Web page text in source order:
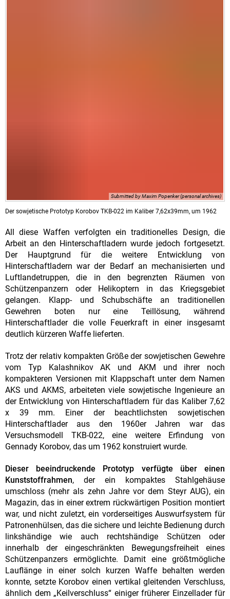
Submitted by Maxim Popenker (personal archives)
Der sowjetische Prototyp Korobov TKB-022 im Kaliber 7,62x39mm, um 1962
All diese Waffen verfolgten ein traditionelles Design, die
Arbeit an den Hinterschaftladern wurde jedoch fortgesetzt.
Der Hauptgrund für die weitere Entwicklung von
Hinterschaftladern war der Bedarf an mechanisierten und
Luftlandetruppen, die in den begrenzten Räumen von
Schützenpanzern oder Helikoptern in das Kriegsgebiet
gelangen. Klapp- und Schubschäfte an traditionellen
Gewehren boten nur eine Teillösung, während
Hinterschaftlader die volle Feuerkraft in einer insgesamt
deutlich kürzeren Waffe lieferten.
Trotz der relativ kompakten Größe der sowjetischen Gewehre
vom Typ Kalashnikov AK und AKM und ihrer noch
kompakteren Versionen mit Klappschaft unter dem Namen
AKS und AKMS, arbeiteten viele sowjetische Ingenieure an
der Entwicklung von Hinterschaftladern für das Kaliber 7,62
x 39 mm. Einer der beachtlichsten sowjetischen
Hinterschaftlader aus den 1960er Jahren war das
Versuchsmodell TKB-022, eine weitere Erfindung von
Gennady Korobov, das um 1962 konstruiert wurde.
Dieser beeindruckende Prototyp verfügte über einen
Kunststoffrahmen, der ein kompaktes Stahlgehäuse
umschloss (mehr als zehn Jahre vor dem Steyr AUG), ein
Magazin, das in einer extrem rückwärtigen Position montiert
war, und nicht zuletzt, ein vorderseitiges Auswurfsystem für
Patronenhülsen, das die sichere und leichte Bedienung durch
linkshändige wie auch rechtshändige Schützen oder
innerhalb der eingeschränkten Bewegungsfreiheit eines
Schützenpanzers ermöglichte. Damit eine größtmögliche
Lauflänge in einer solch kurzen Waffe behalten werden
konnte, setzte Korobov einen vertikal gleitenden Verschluss,
ähnlich dem „Keilverschluss“ einiger früherer Einzellader für